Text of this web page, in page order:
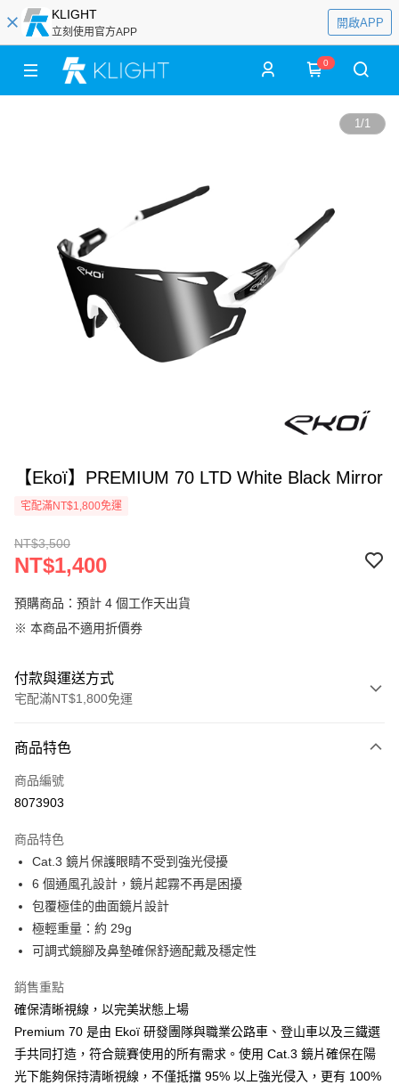
KLIGHT
立刻使用官方APP
開啟APP
0
1/1
【Ekoï】PREMIUM 70 LTD White Black Mirror
宅配滿NT$1,800免運
NT$3,500
NT$1,400
預購商品：預計 4 個工作天出貨
※ 本商品不適用折價券
付款與運送方式
宅配滿NT$1,800免運
信用卡一次付款
信用卡分期付款
合作金庫商業銀行
華南商業銀行
彰化商業銀行
上海商業儲蓄銀行
台北富邦商業銀行
國泰世華商業銀行
臺灣中小企業銀行
匯豐（台灣）商業銀行
華泰商業銀行
聯邦商業銀行
遠東國際商業銀行
元大商業銀行
台新國際商業銀行
台灣樂天信用卡公司
6 期 0 利率 每期
華南商業銀行
彰化商業銀行
上海商業儲蓄銀行
國泰世華商業銀行
臺灣中小企業銀行
台中商業銀行
聯邦商業銀行
元大商業銀行
玉山商業銀行
星展（台灣）商業銀行
台灣樂天信用卡公司
LINE Pay
Apple Pay
街口支付
悠遊付
Google Pay
大哥付你分期
商品特色
商品編號
8073903
商品特色
Cat.3 鏡片保護眼睛不受到強光侵擾
6 個通風孔設計，鏡片起霧不再是困擾
包覆極佳的曲面鏡片設計
極輕重量：約 29g
可調式鏡腳及鼻墊確保舒適配戴及穩定性
銷售重點
確保清晰視線，以完美狀態上場
Premium 70 是由 Ekoï 研發團隊與職業公路車、登山車以及三鐵選
手共同打造，符合競賽使用的所有需求。使用 Cat.3 鏡片確保在陽
光下能夠保持清晰視線，不僅抵擋 95% 以上強光侵入，更有 100%